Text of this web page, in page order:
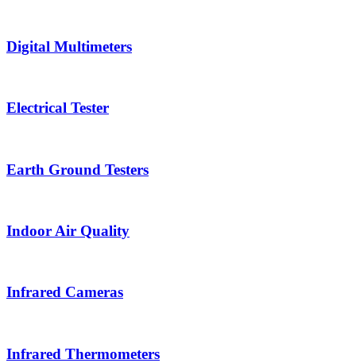
Digital Multimeters
Electrical Tester
Earth Ground Testers
Indoor Air Quality
Infrared Cameras
Infrared Thermometers